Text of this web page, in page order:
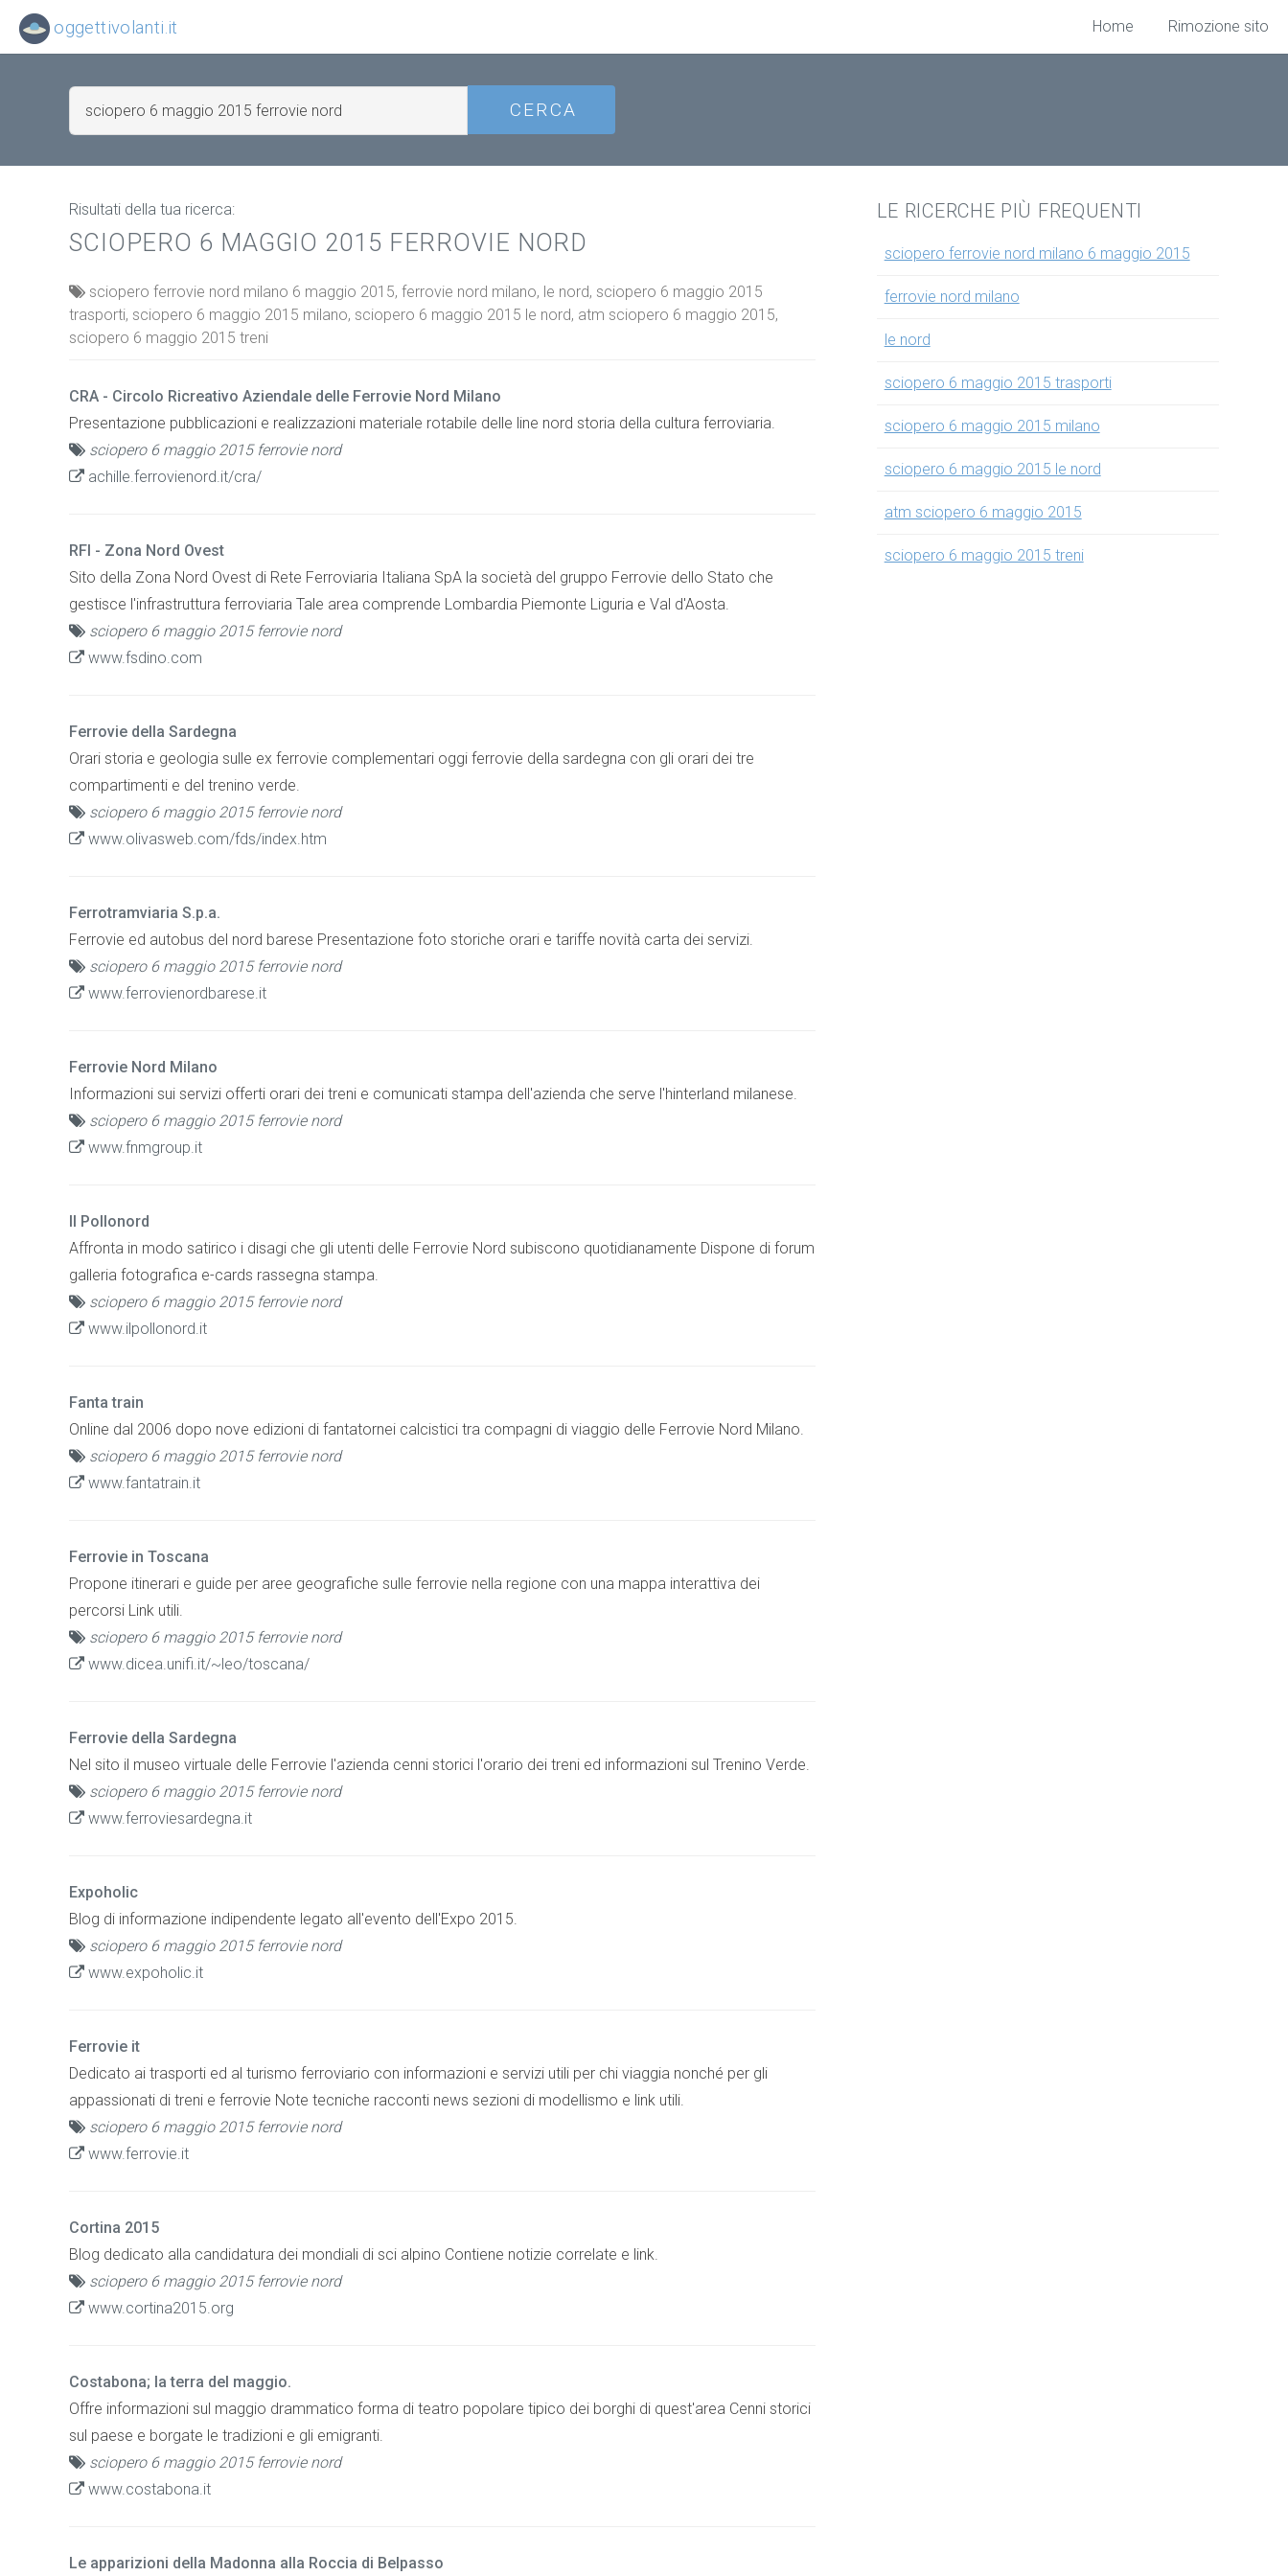
Risultati della tua ricerca:
SCIOPERO 6 MAGGIO 2015 FERROVIE NORD
sciopero ferrovie nord milano 6 maggio 2015, ferrovie nord milano, le nord, sciopero 6 maggio 2015
trasporti, sciopero 6 maggio 2015 milano, sciopero 6 maggio 2015 le nord, atm sciopero 6 maggio 2015,
sciopero 6 maggio 2015 treni
CRA - Circolo Ricreativo Aziendale delle Ferrovie Nord Milano
Presentazione pubblicazioni e realizzazioni materiale rotabile delle line nord storia della cultura ferroviaria.
sciopero 6 maggio 2015 ferrovie nord
achille.ferrovienord.it/cra/
RFI - Zona Nord Ovest
Sito della Zona Nord Ovest di Rete Ferroviaria Italiana SpA la società del gruppo Ferrovie dello Stato che
gestisce l'infrastruttura ferroviaria Tale area comprende Lombardia Piemonte Liguria e Val d'Aosta.
sciopero 6 maggio 2015 ferrovie nord
www.fsdino.com
Ferrovie della Sardegna
Orari storia e geologia sulle ex ferrovie complementari oggi ferrovie della sardegna con gli orari dei tre
compartimenti e del trenino verde.
sciopero 6 maggio 2015 ferrovie nord
www.olivasweb.com/fds/index.htm
Ferrotramviaria S.p.a.
Ferrovie ed autobus del nord barese Presentazione foto storiche orari e tariffe novità carta dei servizi.
sciopero 6 maggio 2015 ferrovie nord
www.ferrovienordbarese.it
Ferrovie Nord Milano
Informazioni sui servizi offerti orari dei treni e comunicati stampa dell'azienda che serve l'hinterland milanese.
sciopero 6 maggio 2015 ferrovie nord
www.fnmgroup.it
Il Pollonord
Affronta in modo satirico i disagi che gli utenti delle Ferrovie Nord subiscono quotidianamente Dispone di forum
galleria fotografica e-cards rassegna stampa.
sciopero 6 maggio 2015 ferrovie nord
www.ilpollonord.it
Fanta train
Online dal 2006 dopo nove edizioni di fantatornei calcistici tra compagni di viaggio delle Ferrovie Nord Milano.
sciopero 6 maggio 2015 ferrovie nord
www.fantatrain.it
Ferrovie in Toscana
Propone itinerari e guide per aree geografiche sulle ferrovie nella regione con una mappa interattiva dei
percorsi Link utili.
sciopero 6 maggio 2015 ferrovie nord
www.dicea.unifi.it/~leo/toscana/
Ferrovie della Sardegna
Nel sito il museo virtuale delle Ferrovie l'azienda cenni storici l'orario dei treni ed informazioni sul Trenino Verde.
sciopero 6 maggio 2015 ferrovie nord
www.ferroviesardegna.it
Expoholic
Blog di informazione indipendente legato all'evento dell'Expo 2015.
sciopero 6 maggio 2015 ferrovie nord
www.expoholic.it
Ferrovie it
Dedicato ai trasporti ed al turismo ferroviario con informazioni e servizi utili per chi viaggia nonché per gli
appassionati di treni e ferrovie Note tecniche racconti news sezioni di modellismo e link utili.
sciopero 6 maggio 2015 ferrovie nord
www.ferrovie.it
Cortina 2015
Blog dedicato alla candidatura dei mondiali di sci alpino Contiene notizie correlate e link.
sciopero 6 maggio 2015 ferrovie nord
www.cortina2015.org
Costabona; la terra del maggio.
Offre informazioni sul maggio drammatico forma di teatro popolare tipico dei borghi di quest'area Cenni storici
sul paese e borgate le tradizioni e gli emigranti.
sciopero 6 maggio 2015 ferrovie nord
www.costabona.it
Le apparizioni della Madonna alla Roccia di Belpasso
LE RICERCHE PIÙ FREQUENTI
sciopero ferrovie nord milano 6 maggio 2015
ferrovie nord milano
le nord
sciopero 6 maggio 2015 trasporti
sciopero 6 maggio 2015 milano
sciopero 6 maggio 2015 le nord
atm sciopero 6 maggio 2015
sciopero 6 maggio 2015 treni
oggettivolanti.it Home Rimozione sito